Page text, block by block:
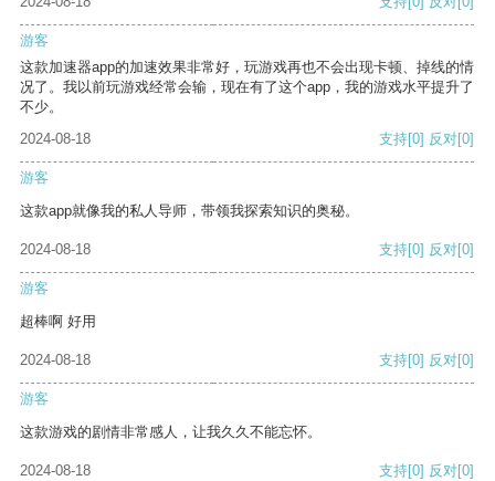
游客
这款加速器app的加速效果非常好，玩游戏再也不会出现卡顿、掉线的情
况了。我以前玩游戏经常会输，现在有了这个app，我的游戏水平提升了
不少。
2024-08-18
支持[0] 反对[0]
游客
这款app就像我的私人导师，带领我探索知识的奥秘。
2024-08-18 支持[0] 反对[0]
游客
超棒啊 好用
2024-08-18 支持[0] 反对[0]
游客
这款游戏的剧情非常感人，让我久久不能忘怀。
2024-08-18 支持[0] 反对[0]